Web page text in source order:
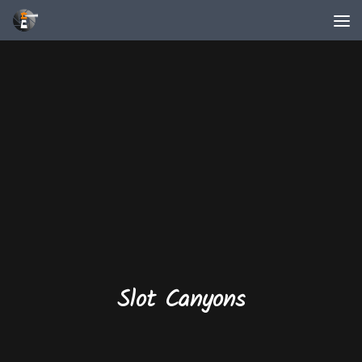
Unter dem Inhalt
Slot Canyons